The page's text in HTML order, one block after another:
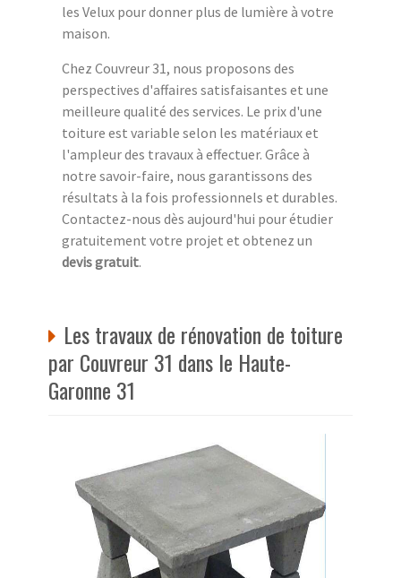
les Velux pour donner plus de lumière à votre
maison.
Chez Couvreur 31, nous proposons des
perspectives d'affaires satisfaisantes et une
meilleure qualité des services. Le prix d'une
toiture est variable selon les matériaux et
l'ampleur des travaux à effectuer. Grâce à
notre savoir-faire, nous garantissons des
résultats à la fois professionnels et durables.
Contactez-nous dès aujourd'hui pour étudier
gratuitement votre projet et obtenez un
devis gratuit.
Les travaux de rénovation de toiture
par Couvreur 31 dans le Haute-
Garonne 31